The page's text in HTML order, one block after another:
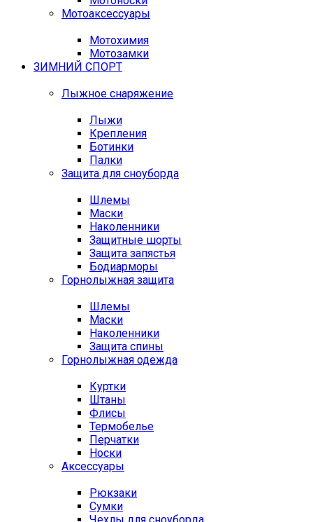
Мотоаксессуары
Мотохимия
Мотозамки
ЗИМНИЙ СПОРТ
Лыжное снаряжение
Лыжи
Крепления
Ботинки
Палки
Защита для сноуборда
Шлемы
Маски
Наколенники
Защитные шорты
Защита запястья
Бодиарморы
Горнолыжная защита
Шлемы
Маски
Наколенники
Защита спины
Горнолыжная одежда
Куртки
Штаны
Флисы
Термобелье
Перчатки
Носки
Аксессуары
Рюкзаки
Сумки